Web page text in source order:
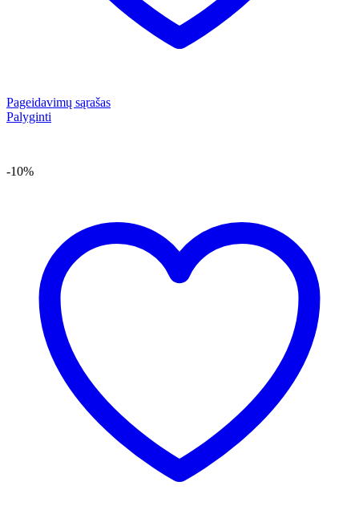
Pageidavimų sąrašas
Palyginti
-10%